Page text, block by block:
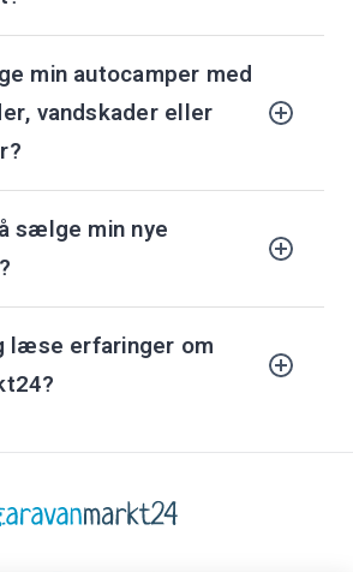
min autocamper med
vandskader eller
sælge min nye
læse erfaringer om